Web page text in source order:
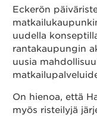
Eckerön
uudella
rantakaupungin
uusia
On hienoa, että
myös risteilyjä